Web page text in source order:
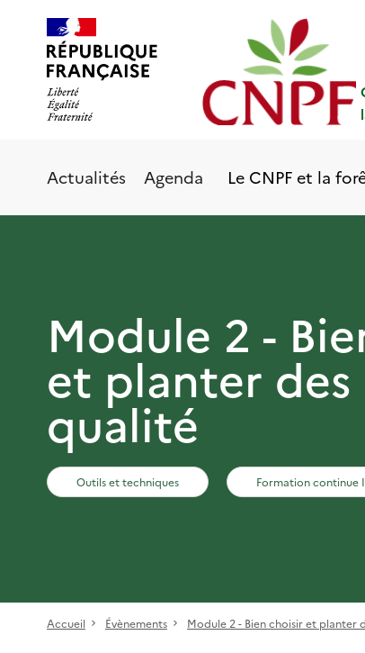
contenu
principal
Actualités Agenda Le CNPF et la
Module 2 -
et planter
qualité
Outils et techniques Formation continue
Accueil Évènements Module 2 - Bien choisir et planter